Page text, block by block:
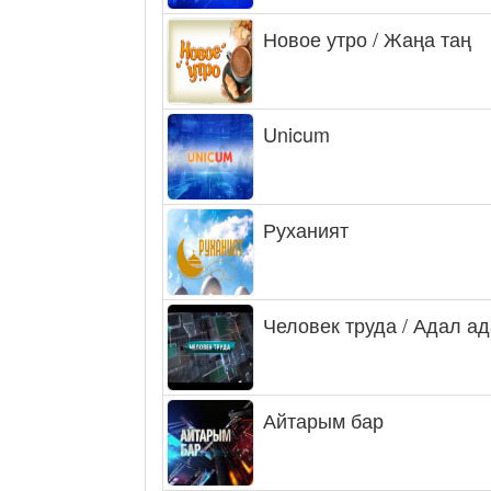
Новое утро / Жаңа таң
Unicum
Руханият
Человек труда / Адал
Айтарым бар